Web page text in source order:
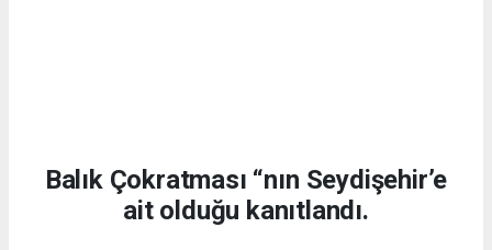
Balık Çokratması “nın Seydişehir’e
ait olduğu kanıtlandı.